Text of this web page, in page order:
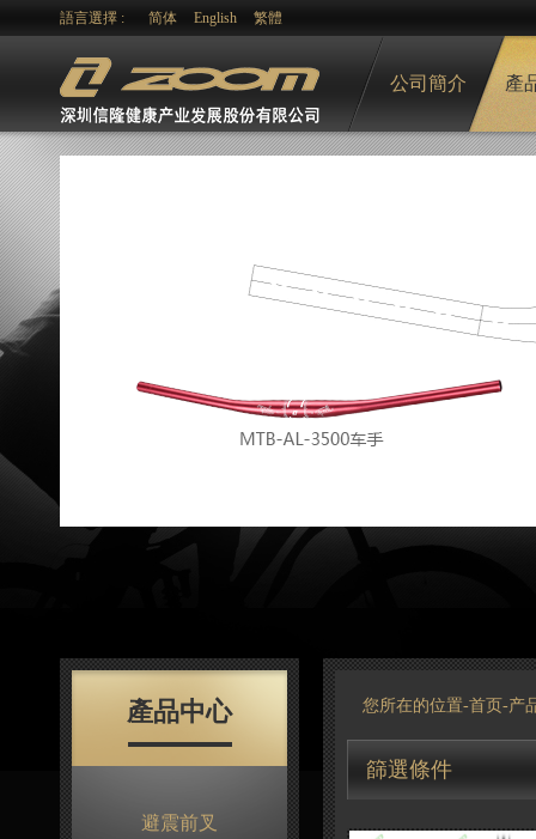
語言選擇 : 简体 English 繁體
公司簡介 產
產品中心
避震前叉
您所在的位置-首页 -产
篩選條件